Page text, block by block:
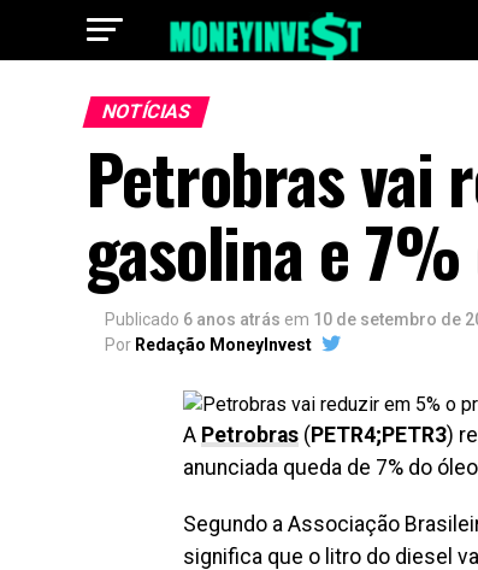
NOTÍCIAS
Petrobras vai
gasolina e
Publicado 6 anos atrás em 10 de setembro de
Por Redação MoneyInvest
A Petrobras ( PETR4;PETR3)
anunciada queda de 7% do
Segundo a Associação
significa que o litro do diesel